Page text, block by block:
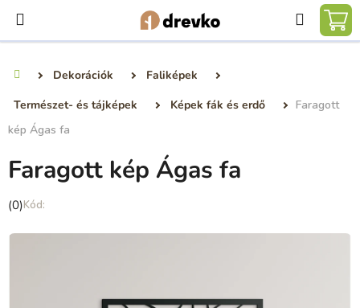
fő
Dekorációk
Faliképek
Természet- és tájképek
Képek fák és erdő
Faragott
kép Ágas fa
Faragott kép Ágas fa
A
átlagos
(0)